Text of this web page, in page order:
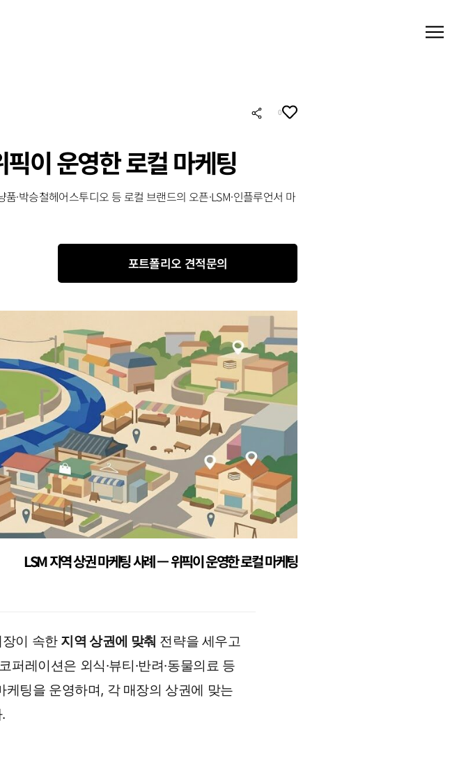
0
이 운영한 로컬 마케팅
·박승철헤어스투디오 등 로컬 브랜드의 오픈·LSM·인플루언서 마
포트폴리오 견적문의
LSM 지역 상권 마케팅 사례 — 위픽이 운영한 로컬 마케팅
이 속한 지역 상권에 맞춰 전략을 세우고
퍼레이션은 외식·뷰티·반려·동물의료 등
케팅을 운영하며, 각 매장의 상권에 맞는